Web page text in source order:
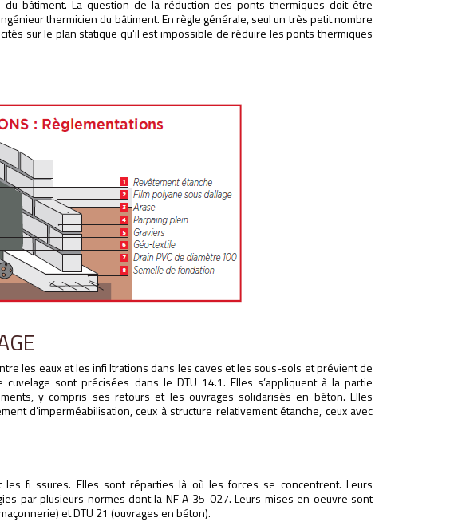
bâtiment. La question de la réduction des ponts thermiques doit être
thermicien du bâtiment. En règle générale, seul un très petit nombre
sur le plan statique qu'il est impossible de réduire les ponts thermiques
les eaux et les infi ltrations dans les caves et les sous-sols et prévient de
cuvelage sont précisées dans le DTU 14.1. Elles s’appliquent à la partie
y compris ses retours et les ouvrages solidarisés en béton. Elles
d’imperméabilisation, ceux à structure relativement étanche, ceux avec
fi ssures. Elles sont réparties là où les forces se concentrent. Leurs
par plusieurs normes dont la NF A 35-027. Leurs mises en oeuvre sont
et DTU 21 (ouvrages en béton).